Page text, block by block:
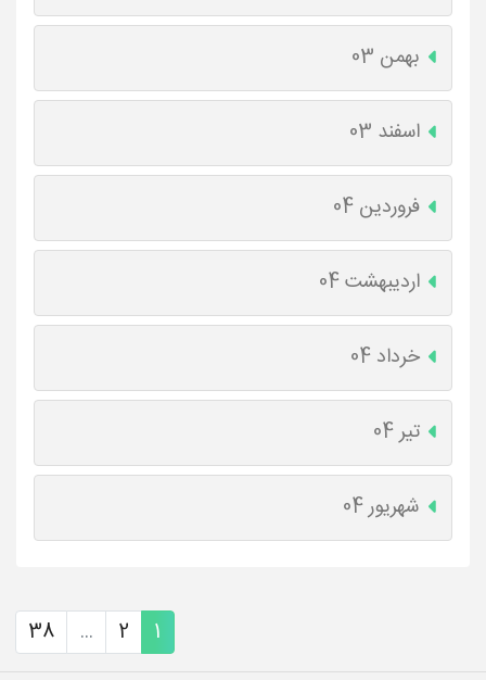
بهمن 03
اسفند 03
فروردین 04
اردیبهشت 04
خرداد 04
تیر 04
شهریور 04
1
2
...
38